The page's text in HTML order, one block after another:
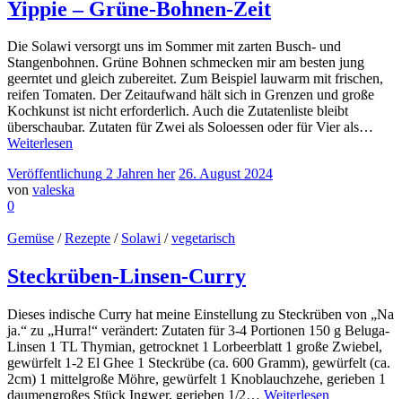
Yippie – Grüne-Bohnen-Zeit
Die Solawi versorgt uns im Sommer mit zarten Busch- und
Stangenbohnen. Grüne Bohnen schmecken mir am besten jung
geerntet und gleich zubereitet. Zum Beispiel lauwarm mit frischen,
reifen Tomaten. Der Zeitaufwand hält sich in Grenzen und große
Kochkunst ist nicht erforderlich. Auch die Zutatenliste bleibt
überschaubar. Zutaten für Zwei als Soloessen oder für Vier als…
Weiterlesen
Veröffentlichung 2 Jahren her 26. August 2024
von valeska
0
Gemüse /Rezepte / Solawi /vegetarisch
Steckrüben-Linsen-Curry
Dieses indische Curry hat meine Einstellung zu Steckrüben von „Na
ja.“ zu „Hurra!“ verändert: Zutaten für 3-4 Portionen 150 g Beluga-
Linsen 1 TL Thymian, getrocknet 1 Lorbeerblatt 1 große Zwiebel,
gewürfelt 1-2 El Ghee 1 Steckrübe (ca. 600 Gramm), gewürfelt (ca.
2cm) 1 mittelgroße Möhre, gewürfelt 1 Knoblauchzehe, gerieben 1
daumengroßes Stück Ingwer, gerieben 1/2… Weiterlesen